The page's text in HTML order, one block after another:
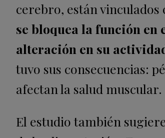
cerebro, están
se bloquea la función en
alteración en su
tuvo sus consecuencias:
afectan la salud muscular.
El estudio también